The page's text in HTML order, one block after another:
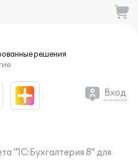
решения
Вход
"1С:Бухгалтерия 8" для